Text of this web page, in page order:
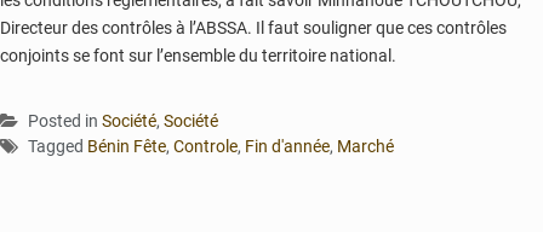
Directeur des contrôles à l’ABSSA. Il faut souligner que ces contrôles
conjoints se font sur l’ensemble du territoire national.
Posted in Société, Société
Tagged Bénin Fête, Controle, Fin d'année, Marché